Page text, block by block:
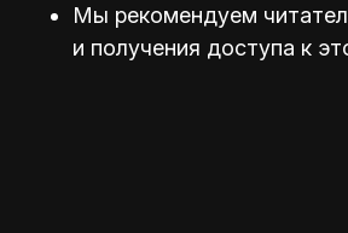
Мы рекомендуем
и получения доступа к